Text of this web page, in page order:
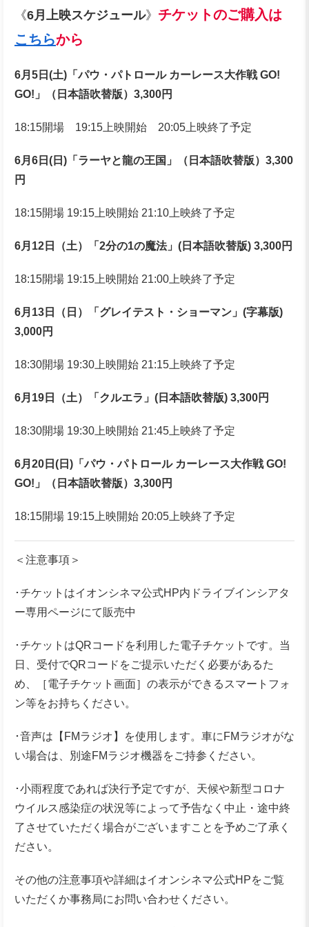
《6月 上映スケジュール》 チケットのご購入は
こちらから
6月5日(土)「パウ・パトロール カーレース大作戦 GO!
GO!」（日本語吹替版）3,300円
18:15開場 19:15上映開始 20:05上映終了予定
6月6日(日)「ラーヤと龍の王国」（日本語吹替版）3,300
円
18:15開場 19:15上映開始 21:10上映終了予定
6月12日（土）「2分の1の魔法」(日本語吹替版) 3,300円
18:15開場 19:15上映開始 21:00上映終了予定
6月13日（日）「グレイテスト・ショーマン」(字幕版)
3,000円
18:30開場 19:30上映開始 21:15上映終了予定
6月19日（土）「クルエラ」(日本語吹替版) 3,300円
18:30開場 19:30上映開始 21:45上映終了予定
6月20日(日)「パウ・パトロール カーレース大作戦 GO!
GO!」（日本語吹替版）3,300円
18:15開場 19:15上映開始 20:05上映終了予定
＜注意事項＞
･チケットはイオンシネマ公式HP内ドライブインシアタ
ー専用ページにて販売中
･チケットはQRコードを利用した電子チケットです。当
日、受付でQRコードをご提示いただく必要があるた
め、［電子チケット画面］の表示ができるスマートフォ
ン等をお持ちください。
･音声は【FMラジオ】を使用します。車にFMラジオがな
い場合は、別途FMラジオ機器をご持参ください。
･小雨程度であれば決行予定ですが、天候や新型コロナ
ウイルス感染症の状況等によって予告なく中止・途中終
了させていただく場合がございますことを予めご了承く
ださい。
その他の注意事項や詳細はイオンシネマ公式HPをご覧
いただくか事務局にお問い合わせください。